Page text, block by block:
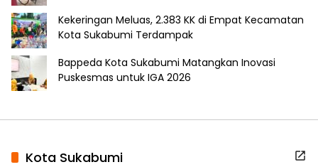
Kekeringan Meluas, 2.383 KK di Empat Kecamatan
Kota Sukabumi Terdampak
Bappeda Kota Sukabumi Matangkan Inovasi
Puskesmas untuk IGA 2026
Kota Sukabumi